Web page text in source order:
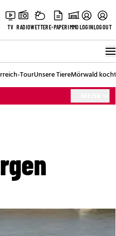
TV RADIOWETTERE-PAPERIMMOLOGINLOGOUT
TourUnsere TiereMörwald kocht